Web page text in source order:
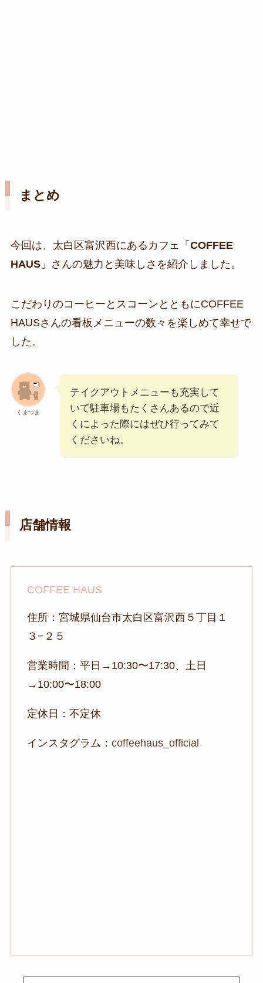
まとめ
今回は、太白区富沢西にあるカフェ「 COFFEE
HAUS」さんの魅力と美味しさを紹介しました。
こだわりのコーヒーとスコーンとともにCOFFEE
HAUSさんの看板メニューの数々を楽しめて幸せで
した。
くまつま
テイクアウトメニューも充実して
いて駐車場もたくさんあるので近
くによった際にはぜひ行ってみて
くださいね。
店舗情報
COFFEE HAUS
住所：宮城県仙台市太白区富沢西５丁目１
３−２５
営業時間：平日→10:30〜17:30、土日
→10:00〜18:00
定休日：不定休
インスタグラム： coffeehaus_official